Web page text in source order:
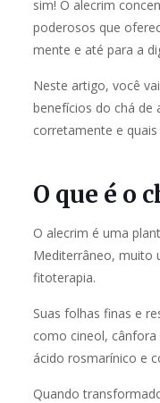
sim! O alecrim
poderosos que
mente e até para a
Neste artigo, você
benefícios do chá de
corretamente e
O que é o
O alecrim é uma
Mediterrâneo, muito
fitoterapia.
Suas folhas finas e
como cineol,
ácido rosmarínico e
Quando